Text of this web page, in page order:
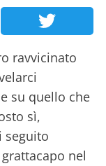
ravvicinato
su quello che
sì,
seguito
nel